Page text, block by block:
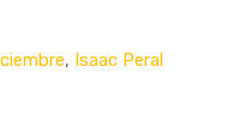
, Isaac Peral